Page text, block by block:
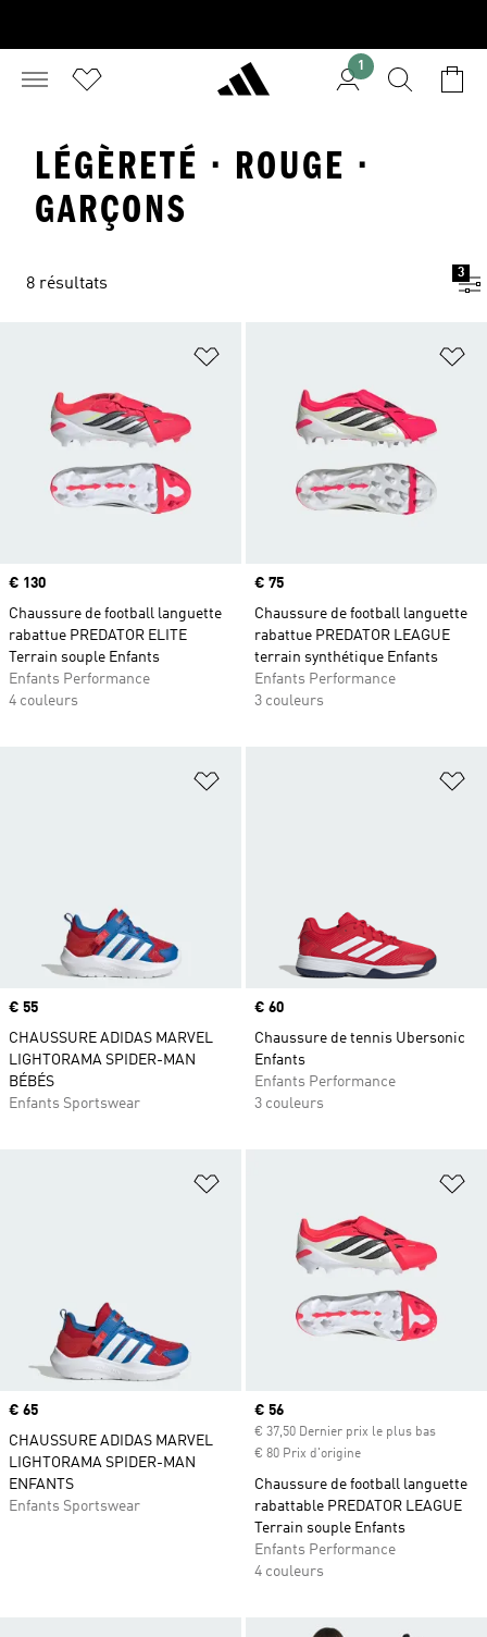
1
LÉGÈRETÉ · ROUGE ·
GARÇONS
8 résultats
3
Ajouter à la Liste de produits
Prix
€ 130
Chaussure de football languette
rabattue PREDATOR ELITE
Terrain souple Enfants
Enfants Performance
4 couleurs
Prix
€ 75
Chaussure de football languette
rabattue PREDATOR LEAGUE
terrain synthétique Enfants
Enfants Performance
3 couleurs
Ajouter à la Liste de produits
Prix
€ 55
CHAUSSURE ADIDAS MARVEL
LIGHTORAMA SPIDER-MAN
BÉBÉS
Enfants Sportswear
Prix
€ 60
Chaussure de tennis Ubersonic
Enfants
Enfants Performance
3 couleurs
Ajouter à la Liste de produits
Prix
€ 65
CHAUSSURE ADIDAS MARVEL
LIGHTORAMA SPIDER-MAN
ENFANTS
Enfants Sportswear
Prix actuel
€ 56
€ 37,50 Dernier prix le plus bas
€ 80 Prix d'origine
Chaussure de football languette
rabattable PREDATOR LEAGUE
Terrain souple Enfants
Enfants Performance
4 couleurs